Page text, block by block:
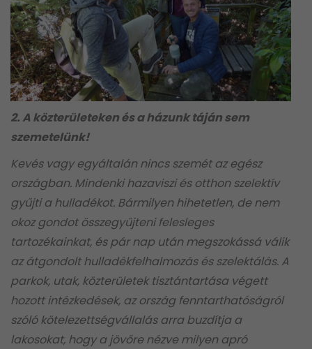
2. A közterületeken és a házunk táján sem
szemetelünk!
Kevés vagy egyáltalán nincs szemét az egész
országban. Mindenki hazaviszi és otthon szelektív
gyűjti a hulladékot. Bármilyen hihetetlen, de nem
okoz gondot összegyűjteni felesleges
tartozékainkat, és pár nap után megszokássá válik
az átgondolt hulladékfelhalmozás és szelektálás. A
parkok, utak, közterületek tisztántartása végett
hozott intézkedések, az ország fenntarthatóságról
szóló kötelezettségvállalás arra buzdítja a
lakosokat, hogy a jövőre nézve milyen apró